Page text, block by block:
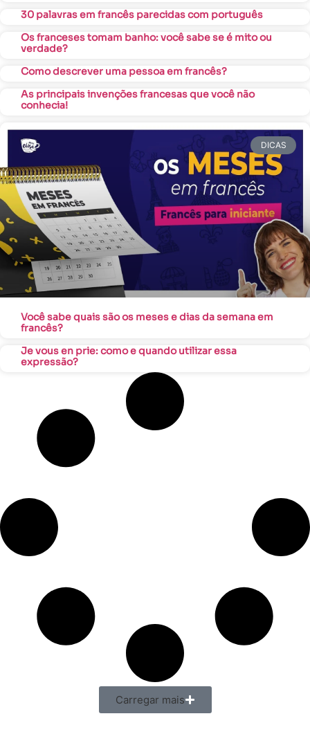
30 palavras em francês parecidas com português
Os franceses tomam banho: você sabe se é mito ou
verdade?
Como descrever uma pessoa em francês?
As principais invenções francesas que você não
conhecia!
DICAS
Você sabe quais são os meses e dias da semana em
francês?
Je vous en prie: como e quando utilizar essa
expressão?
Carregar mais